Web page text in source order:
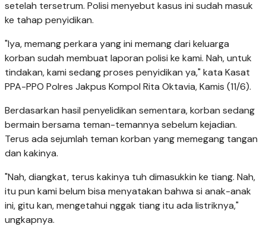
setelah tersetrum. Polisi menyebut kasus ini sudah masuk
ke tahap penyidikan.
"Iya, memang perkara yang ini memang dari keluarga
korban sudah membuat laporan polisi ke kami. Nah, untuk
tindakan, kami sedang proses penyidikan ya," kata Kasat
PPA-PPO Polres Jakpus Kompol Rita Oktavia, Kamis (11/6).
Berdasarkan hasil penyelidikan sementara, korban sedang
bermain bersama teman-temannya sebelum kejadian.
Terus ada sejumlah teman korban yang memegang tangan
dan kakinya.
"Nah, diangkat, terus kakinya tuh dimasukkin ke tiang. Nah,
itu pun kami belum bisa menyatakan bahwa si anak-anak
ini, gitu kan, mengetahui nggak tiang itu ada listriknya,"
ungkapnya.